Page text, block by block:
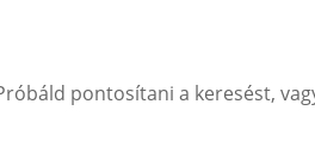
pontosítani a keresést,